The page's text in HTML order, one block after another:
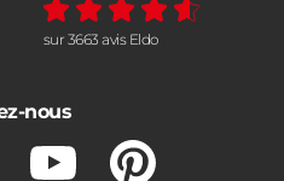
sur 3663 avis Eldo
nous